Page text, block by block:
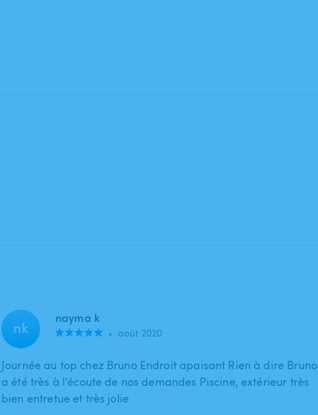
nk nayma k
• août 2020
Journée au top chez Bruno Endroit apaisant Rien à dire Bruno
a été très à l’écoute de nos demandes Piscine, extérieur très
bien entretue et très jolie